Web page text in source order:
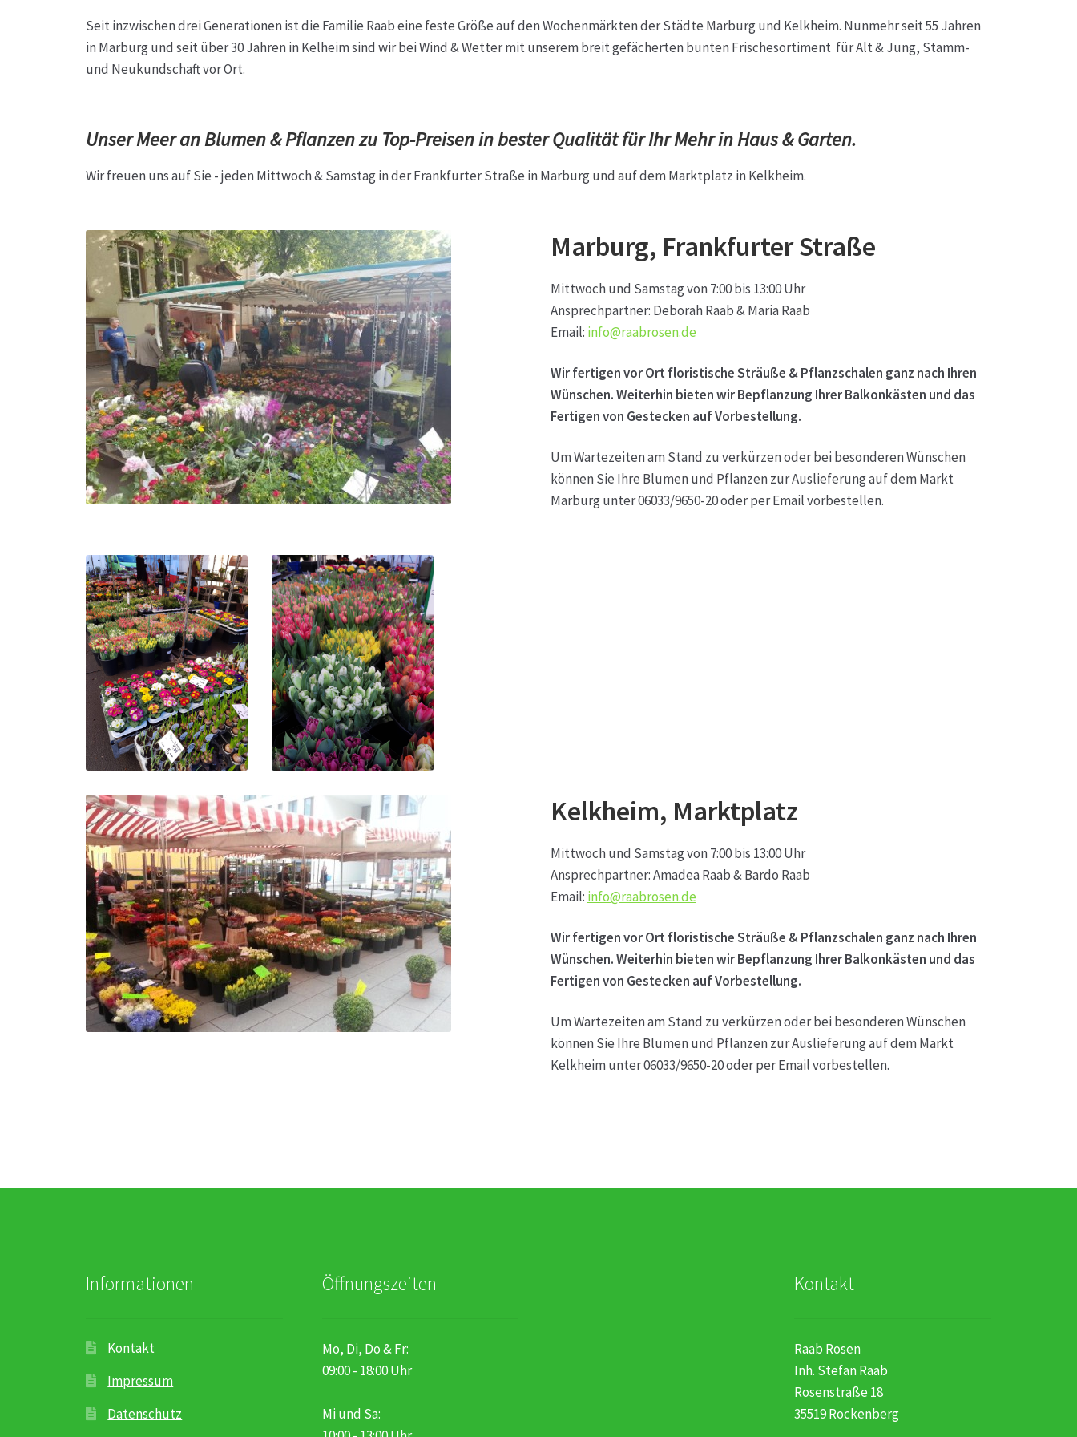
KontaktLeitbild & PartnerMein KontoProduktionShopSpeise- & Zierkürbisse aus eigener ProduktionTeam
Seit inzwischen drei Generationen ist die Familie Raab eine feste Größe auf den Wochenmärkten der Städte Marburg und Kelkheim. Nunmehr seit 55 Jahren
in Marburg und seit über 30 Jahren in Kelheim sind wir bei Wind & Wetter mit unserem breit gefächerten bunten Frischesortiment für Alt & Jung, Stamm-
und Neukundschaft vor Ort.
Unser Meer an Blumen & Pflanzen zu Top-Preisen in bester Qualität für Ihr Mehr in Haus & Garten.
Wir freuen uns auf Sie - jeden Mittwoch & Samstag in der Frankfurter Straße in Marburg und auf dem Marktplatz in Kelkheim.
Marburg, Frankfurter Straße
Mittwoch und Samstag von 7:00 bis 13:00 Uhr
Ansprechpartner: Deborah Raab & Maria Raab
Email: info@raabrosen.de
Wir fertigen vor Ort floristische Sträuße & Pflanzschalen ganz nach Ihren
Wünschen. Weiterhin bieten wir Bepflanzung Ihrer Balkonkästen und das
Fertigen von Gestecken auf Vorbestellung.
Um Wartezeiten am Stand zu verkürzen oder bei besonderen Wünschen
können Sie Ihre Blumen und Pflanzen zur Auslieferung auf dem Markt
Marburg unter 06033/9650-20 oder per Email vorbestellen.
Kelkheim, Marktplatz
Mittwoch und Samstag von 7:00 bis 13:00 Uhr
Ansprechpartner: Amadea Raab & Bardo Raab
Email: info@raabrosen.de
Wir fertigen vor Ort floristische Sträuße & Pflanzschalen ganz nach Ihren
Wünschen. Weiterhin bieten wir Bepflanzung Ihrer Balkonkästen und das
Fertigen von Gestecken auf Vorbestellung.
Um Wartezeiten am Stand zu verkürzen oder bei besonderen Wünschen
können Sie Ihre Blumen und Pflanzen zur Auslieferung auf dem Markt
Kelkheim unter 06033/9650-20 oder per Email vorbestellen.
Informationen
Kontakt
Impressum
Datenschutz
Öffnungszeiten
Mo, Di, Do & Fr:
09:00 - 18:00 Uhr
Mi und Sa:
Kontakt
Raab Rosen
Inh. Stefan Raab
Rosenstraße 18
35519 Rockenberg